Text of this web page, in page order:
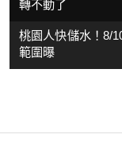
轉不動了
桃園人快儲水！8/
範圍曝